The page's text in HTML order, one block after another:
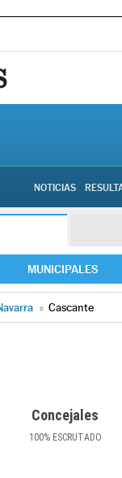
NOTICIAS
MUNICIPALES
» Cascante
Concejales
100%ESCRUTADO